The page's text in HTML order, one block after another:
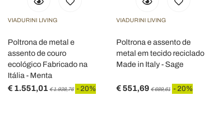
VIADURINI LIVING
Poltrona de metal e
assento de couro
ecológico Fabricado na
Itália - Menta
€ 1.551,01 € 1.938,76 - 20%
VIADURINI LIVING
Poltrona e assento de
metal em tecido reciclado
Made in Italy - Sage
€ 551,69 € 689,61 - 20%